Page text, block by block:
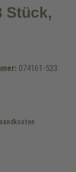
Stück,
074161-523